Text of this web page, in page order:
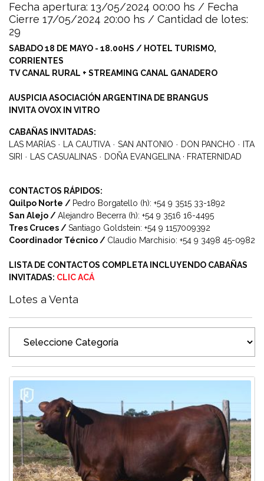
Fecha apertura: 13/05/2024 00:00 hs / Fecha
Cierre 17/05/2024 20:00 hs / Cantidad de lotes:
29
SABADO 18 DE MAYO - 18.00HS / HOTEL TURISMO,
CORRIENTES
TV CANAL RURAL + STREAMING CANAL GANADERO
AUSPICIA ASOCIACIÓN ARGENTINA DE BRANGUS
INVITA OVOX IN VITRO
CABAÑAS INVITADAS:
LAS MARÍAS · LA CAUTIVA · SAN ANTONIO · DON PANCHO · ITA
SIRI · LAS CASUALINAS · DOÑA EVANGELINA · FRATERNIDAD
CONTACTOS RÁPIDOS:
Quilpo Norte / Pedro Borgatello (h): +54 9 3515 33-1892
San Alejo /Alejandro Becerra (h): +54 9 3516 16-4495
Tres Cruces /Santiago Goldstein: +54 9 1157009392
Coordinador Técnico / Claudio Marchisio: +54 9 3498 45-0982
LISTA DE CONTACTOS COMPLETA INCLUYENDO CABAÑAS
INVITADAS: CLIC ACÁ
Lotes a Venta